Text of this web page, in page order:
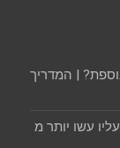
| המדריך
עליו עשו יותר מ